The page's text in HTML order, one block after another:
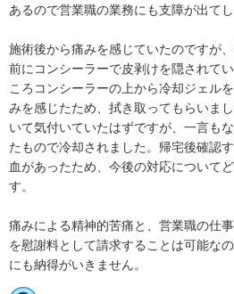
あるので営業職の業務にも支障が出てし
施術後から痛みを感じていたのですが
前にコンシーラーで皮剥けを隠されて
ころコンシーラーの上から冷却ジェル
みを感じたため、拭き取ってもらいま
いて気付いていたはずですが、一言も
たもので冷却されました。帰宅後確認
血があったため、今後の対応について
す。
痛みによる精神的苦痛と、営業職の仕
を慰謝料として請求することは可能な